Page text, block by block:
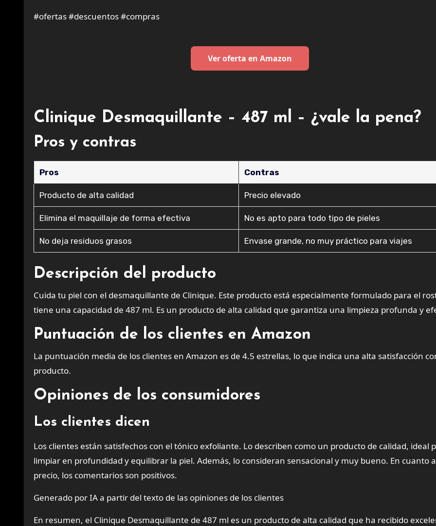
#ofertas #descuentos #compras
Ver oferta en Amazon
Clinique Desmaquillante – 487 ml – ¿vale la pena?
Pros y contras
Pros Contras
Producto de alta calidad Precio elevado
Elimina el maquillaje de forma efectiva No es apto para todo tipo de pieles
No deja residuos grasos Envase grande, no muy práctico para viajes
Descripción del producto
Cuida tu piel con el desmaquillante de Clinique. Este producto está especialmente formulado para el
tiene una capacidad de 487 ml. Es un producto de alta calidad que garantiza una limpieza profunda y
Puntuación de los clientes en Amazon
La puntuación media de los clientes en Amazon es de 4.5 estrellas, lo que indica una alta satisfacción
producto.
Opiniones de los consumidores
Los clientes dicen
Los clientes están satisfechos con el tónico exfoliante. Lo describen como un producto de calidad, ideal
limpiar en profundidad y equilibrar la piel. Además, lo consideran sensacional y muy bueno. En cuanto
precio, los comentarios son positivos.
Generado por IA a partir del texto de las opiniones de los clientes
En resumen, el Clinique Desmaquillante de 487 ml es un producto de alta calidad que ha recibido